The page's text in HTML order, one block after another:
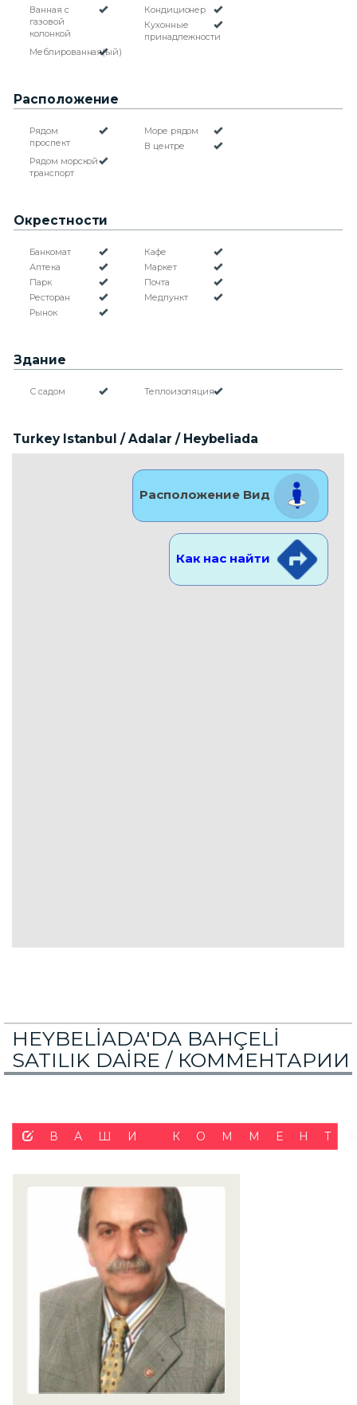
Ванная с
газовой
колонкой
Кондиционер
Кухонные
принадлежности
Меблированная(ый)
Расположение
Рядом
проспект
Море рядом
В центре
Рядом морской
транспорт
Окрестности
Банкомат
Кафе
Аптека
Маркет
Парк
Почта
Ресторан
Медпункт
Рынок
Здание
С садом Теплоизоляция
Turkey Istanbul / Adalar / Heybeliada
Расположение Вид
Как нас найти
HEYBELİADA'DA BAHÇELİ
SATILIK DAİRE / КОММЕНТАРИИ
ВАШИ